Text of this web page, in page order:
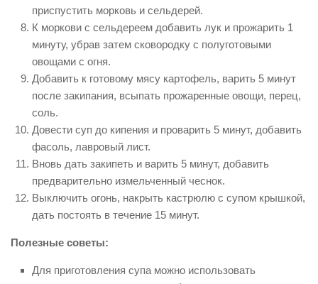
приспустить морковь и сельдерей.
К моркови с сельдереем добавить лук и прожарить 1
минуту, убрав затем сковородку с полуготовыми
овощами с огня.
Добавить к готовому мясу картофель, варить 5 минут
после закипания, всыпать прожаренные овощи, перец,
соль.
Довести суп до кипения и проварить 5 минут, добавить
фасоль, лавровый лист.
Вновь дать закипеть и варить 5 минут, добавить
предварительно измельченный чеснок.
Выключить огонь, накрыть кастрюлю с супом крышкой,
дать постоять в течение 15 минут.
Полезные советы:
Для приготовления супа можно использовать